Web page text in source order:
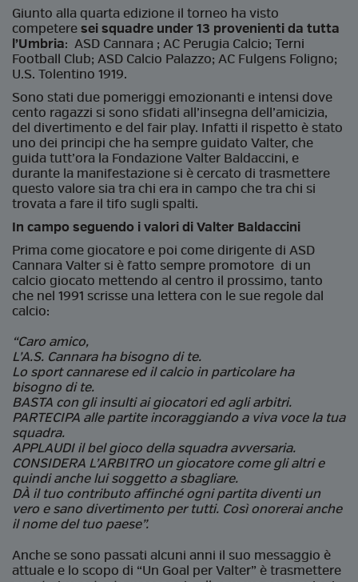
Giunto alla quarta edizione il torneo ha visto
competere sei squadre under 13 provenienti da tutta
l’Umbria: ASD Cannara ; AC Perugia Calcio; Terni
Football Club; ASD Calcio Palazzo; AC Fulgens Foligno;
U.S. Tolentino 1919.
Sono stati due pomeriggi emozionanti e intensi dove
cento ragazzi si sono sfidati all’insegna dell’amicizia,
del divertimento e del fair play. Infatti il rispetto è stato
uno dei principi che ha sempre guidato Valter, che
guida tutt’ora la Fondazione Valter Baldaccini, e
durante la manifestazione si è cercato di trasmettere
questo valore sia tra chi era in campo che tra chi si
trovata a fare il tifo sugli spalti.
In campo seguendo i valori di Valter Baldaccini
Prima come giocatore e poi come dirigente di ASD
Cannara Valter si è fatto sempre promotore di un
calcio giocato mettendo al centro il prossimo, tanto
che nel 1991 scrisse una lettera con le sue regole dal
calcio:
“Caro amico,
L’A.S. Cannara ha bisogno di te.
Lo sport cannarese ed il calcio in particolare ha
bisogno di te.
BASTA con gli insulti ai giocatori ed agli arbitri.
PARTECIPA alle partite incoraggiando a viva voce la tua
squadra.
APPLAUDI il bel gioco della squadra avversaria.
CONSIDERA L’ARBITRO un giocatore come gli altri e
quindi anche lui soggetto a sbagliare.
DÀ il tuo contributo affinché ogni partita diventi un
vero e sano divertimento per tutti. Così onorerai anche
il nome del tuo paese”.
Anche se sono passati alcuni anni il suo messaggio è
attuale e lo scopo di “Un Goal per Valter” è trasmettere